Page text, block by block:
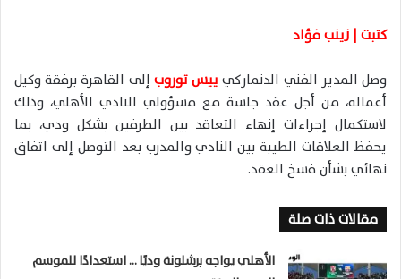
ا
كتبت | زينب فؤاد
وصل المدير الفني الدنماركيييس توروب إلى القاهرة برفقة وكيل
أعماله، من أجل عقد جلسة مع مسؤولي النادي الأهلي، وذلك
لاستكمال إجراءات إنهاء التعاقد بين الطرفين بشكل ودي، بما
يحفظ العلاقات الطيبة بين النادي والمدرب بعد التوصل إلى اتفاق
نهائي بشأن فسخ العقد.
مقالات ذات صلة
الأهلي يواجه برشلونة وديًا … استعدادًا للموسم